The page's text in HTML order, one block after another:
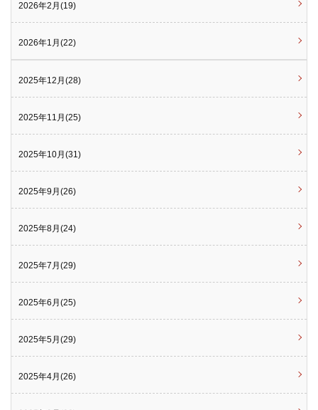
2026年2月(19)
2026年1月(22)
2025年12月(28)
2025年11月(25)
2025年10月(31)
2025年9月(26)
2025年8月(24)
2025年7月(29)
2025年6月(25)
2025年5月(29)
2025年4月(26)